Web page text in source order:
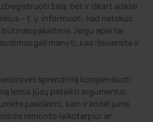
žalą, bet ir iškart aiškiai
– t. y. informuoti, kad netekus
pakaitinis. Jeigu apie tai
gali manyti, kad išsiversite ir
sprendimą kompensuoti
lemia jūsų pateikti argumentai.
paaiškinti, kam ir kodėl jums
remonto laikotarpiu: ar